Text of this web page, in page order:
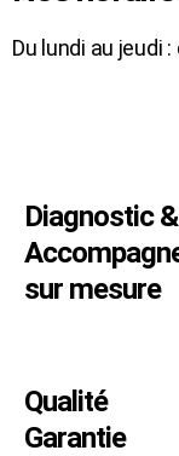
Du lundi au jeudi
Diagnostic &
sur mesure
Qualité
Garantie